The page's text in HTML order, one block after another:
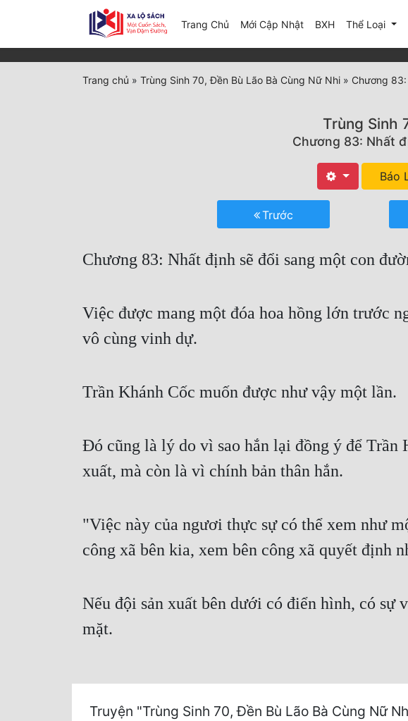
Trang Chủ Mới Cập Nhật(current)
BXH Thể Loại
Trang chủ » Trùng Sinh 70, Đền Bù Lão Bà Cùng Nữ Nhi » Chương
Trùng Sinh
Chương 83: Nhất
Báo
Trước
Chương 83: Nhất định sẽ đổi sang một con
Việc được mang một đóa hoa hồng lớn trước
vô cùng vinh dự.
Trần Khánh Cốc muốn được như vậy một lần.
Đó cũng là lý do vì sao hắn lại đồng ý để
xuất, mà còn là vì chính bản thân hắn.
"Việc này của ngươi thực sự có thể xem như
công xã bên kia, xem bên công xã quyết định
Nếu đội sản xuất bên dưới có điển hình, có
mặt.
Truyện "Trùng Sinh 70, Đền Bù Lão Bà Cùng Nữ